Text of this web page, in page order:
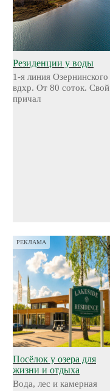
Резиденции у воды
1-я линия Озернинского
вдхр. От 80 соток. Свой
причал
РЕКЛАМА
Посёлок у озера для
жизни и отдыха
Вода, лес и камерная